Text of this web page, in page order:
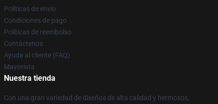
Políticas de envío
Condiciones de pago
Políticas de reembolso
Contáctenos
Ayuda al cliente (FAQ)
Mayorista
Nuestra tienda
Con una gran variedad de diseños de alta calidad y hermosos,